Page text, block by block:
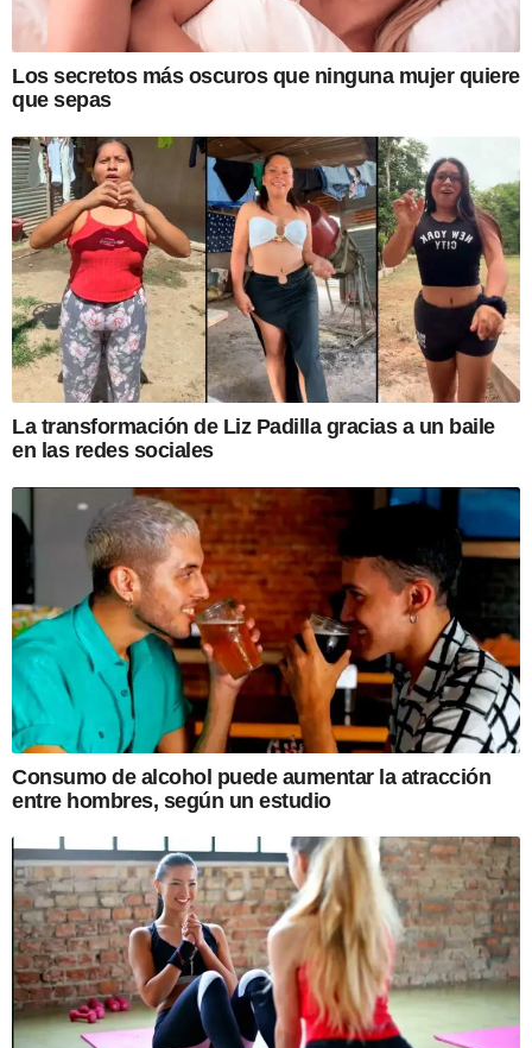
Los secretos más oscuros que ninguna mujer quiere
que sepas
La transformación de Liz Padilla gracias a un baile
en las redes sociales
Consumo de alcohol puede aumentar la atracción
entre hombres, según un estudio